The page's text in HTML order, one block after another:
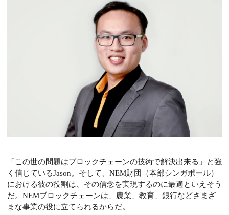
「この世の問題はブロックチェーンの技術で解決出来る」と強
く信じているJason。そして、NEM財団（本部シンガポール）
における彼の役割は、その信念を実現するのに最適といえそう
だ。NEMブロックチェーンは、農業、教育、銀行などさまざ
まな事業の役に立てられるからだ。